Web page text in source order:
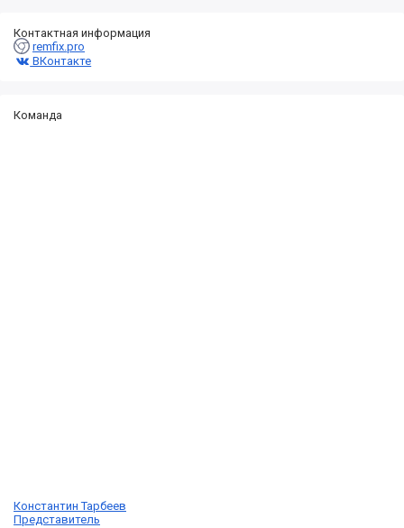
Контактная информация
remfix.pro
ВКонтакте
Команда
Константин Тарбеев
Представитель